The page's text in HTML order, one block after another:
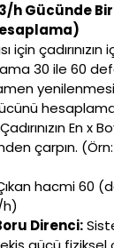
h Gücünde
için
30 ile 60
Çadırınızın En x
çarpın. (Örn:
hacmi 60
h)
Direnci: